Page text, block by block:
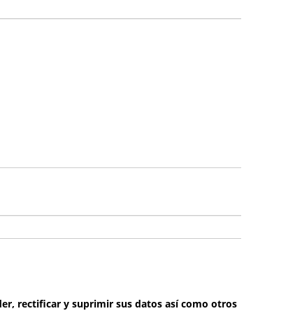
rectificar y suprimir sus datos así como otros